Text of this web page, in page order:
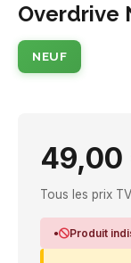
Overdrive
NEUF
49,00
Tous les prix
Produit